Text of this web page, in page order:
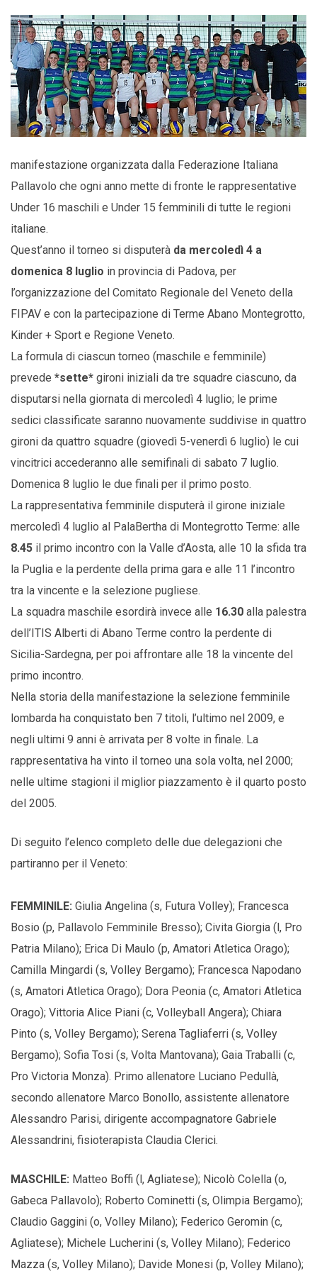
manifestazione organizzata dalla Federazione Italiana
Pallavolo che ogni anno mette di fronte le rappresentative
Under 16 maschili e Under 15 femminili di tutte le regioni
italiane.
Quest’anno il torneo si disputerà da mercoledì 4 a
domenica 8 luglio in provincia di Padova, per
l’organizzazione del Comitato Regionale del Veneto della
FIPAV e con la partecipazione di Terme Abano Montegrotto,
Kinder + Sport e Regione Veneto.
La formula di ciascun torneo (maschile e femminile)
prevede *sette* gironi iniziali da tre squadre ciascuno, da
disputarsi nella giornata di mercoledì 4 luglio; le prime
sedici classificate saranno nuovamente suddivise in quattro
gironi da quattro squadre (giovedì 5-venerdì 6 luglio) le cui
vincitrici accederanno alle semifinali di sabato 7 luglio.
Domenica 8 luglio le due finali per il primo posto.
La rappresentativa femminile disputerà il girone iniziale
mercoledì 4 luglio al PalaBertha di Montegrotto Terme: alle
8.45 il primo incontro con la Valle d’Aosta, alle 10 la sfida tra
la Puglia e la perdente della prima gara e alle 11 l’incontro
tra la vincente e la selezione pugliese.
La squadra maschile esordirà invece alle 16.30 alla palestra
dell’ITIS Alberti di Abano Terme contro la perdente di
Sicilia-Sardegna, per poi affrontare alle 18 la vincente del
primo incontro.
Nella storia della manifestazione la selezione femminile
lombarda ha conquistato ben 7 titoli, l’ultimo nel 2009, e
negli ultimi 9 anni è arrivata per 8 volte in finale. La
rappresentativa ha vinto il torneo una sola volta, nel 2000;
nelle ultime stagioni il miglior piazzamento è il quarto posto
del 2005.
Di seguito l’elenco completo delle due delegazioni che
partiranno per il Veneto:
FEMMINILE: Giulia Angelina (s, Futura Volley); Francesca
Bosio (p, Pallavolo Femminile Bresso); Civita Giorgia (l, Pro
Patria Milano); Erica Di Maulo (p, Amatori Atletica Orago);
Camilla Mingardi (s, Volley Bergamo); Francesca Napodano
(s, Amatori Atletica Orago); Dora Peonia (c, Amatori Atletica
Orago); Vittoria Alice Piani (c, Volleyball Angera); Chiara
Pinto (s, Volley Bergamo); Serena Tagliaferri (s, Volley
Bergamo); Sofia Tosi (s, Volta Mantovana); Gaia Traballi (c,
Pro Victoria Monza). Primo allenatore Luciano Pedullà,
secondo allenatore Marco Bonollo, assistente allenatore
Alessandro Parisi, dirigente accompagnatore Gabriele
Alessandrini, fisioterapista Claudia Clerici.
MASCHILE: Matteo Boffi (l, Agliatese); Nicolò Colella (o,
Gabeca Pallavolo); Roberto Cominetti (s, Olimpia Bergamo);
Claudio Gaggini (o, Volley Milano); Federico Geromin (c,
Agliatese); Michele Lucherini (s, Volley Milano); Federico
Mazza (s, Volley Milano); Davide Monesi (p, Volley Milano);